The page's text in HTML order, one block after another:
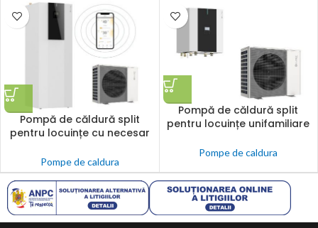
Pompă de căldură split
pentru locuințe cu necesar
EVO 2.0
Pompe de caldura
Pompă de căldură split
pentru locuințe unifamiliare
consum de energie mediu-
Box
Pompe de caldura